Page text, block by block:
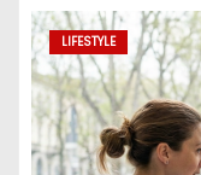
LIFESTYLE